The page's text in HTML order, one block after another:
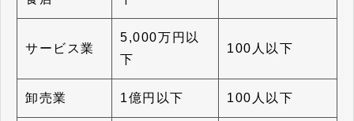
サービス業
5,000万円以
下
100人以下
卸売業 1億円以下 100人以下